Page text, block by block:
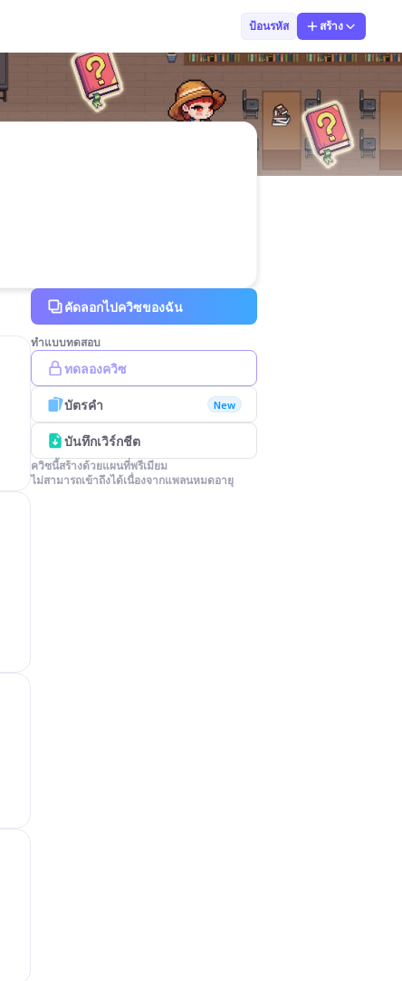
ป้อนรหัส สร้าง
คัดลอกไปควิซของฉัน
ทำแบบทดสอบ
ทดลองควิซ
บัตรคำ New
บันทึกเวิร์กชีต
ควิซนี้สร้างด้วยแผนที่พรีเมียม
ไม่สามารถเข้าถึงได้เนื่องจากแพลนหมดอายุ